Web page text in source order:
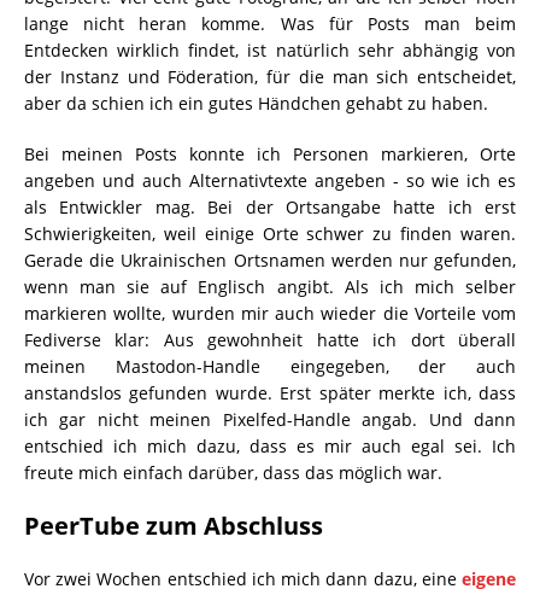
lange nicht heran komme. Was für Posts man beim
Entdecken wirklich findet, ist natürlich sehr abhängig von
der Instanz und Föderation, für die man sich entscheidet,
aber da schien ich ein gutes Händchen gehabt zu haben.
Bei meinen Posts konnte ich Personen markieren, Orte
angeben und auch Alternativtexte angeben - so wie ich es
als Entwickler mag. Bei der Ortsangabe hatte ich erst
Schwierigkeiten, weil einige Orte schwer zu finden waren.
Gerade die Ukrainischen Ortsnamen werden nur gefunden,
wenn man sie auf Englisch angibt. Als ich mich selber
markieren wollte, wurden mir auch wieder die Vorteile vom
Fediverse klar: Aus gewohnheit hatte ich dort überall
meinen Mastodon-Handle eingegeben, der auch
anstandslos gefunden wurde. Erst später merkte ich, dass
ich gar nicht meinen Pixelfed-Handle angab. Und dann
entschied ich mich dazu, dass es mir auch egal sei. Ich
freute mich einfach darüber, dass das möglich war.
PeerTube zum Abschluss
Vor zwei Wochen entschied ich mich dann dazu, eine eigene